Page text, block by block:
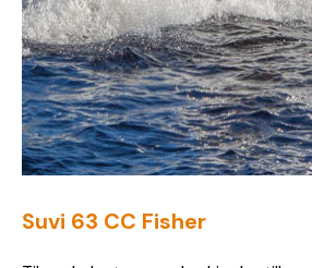
Suvi 63 CC Fisher